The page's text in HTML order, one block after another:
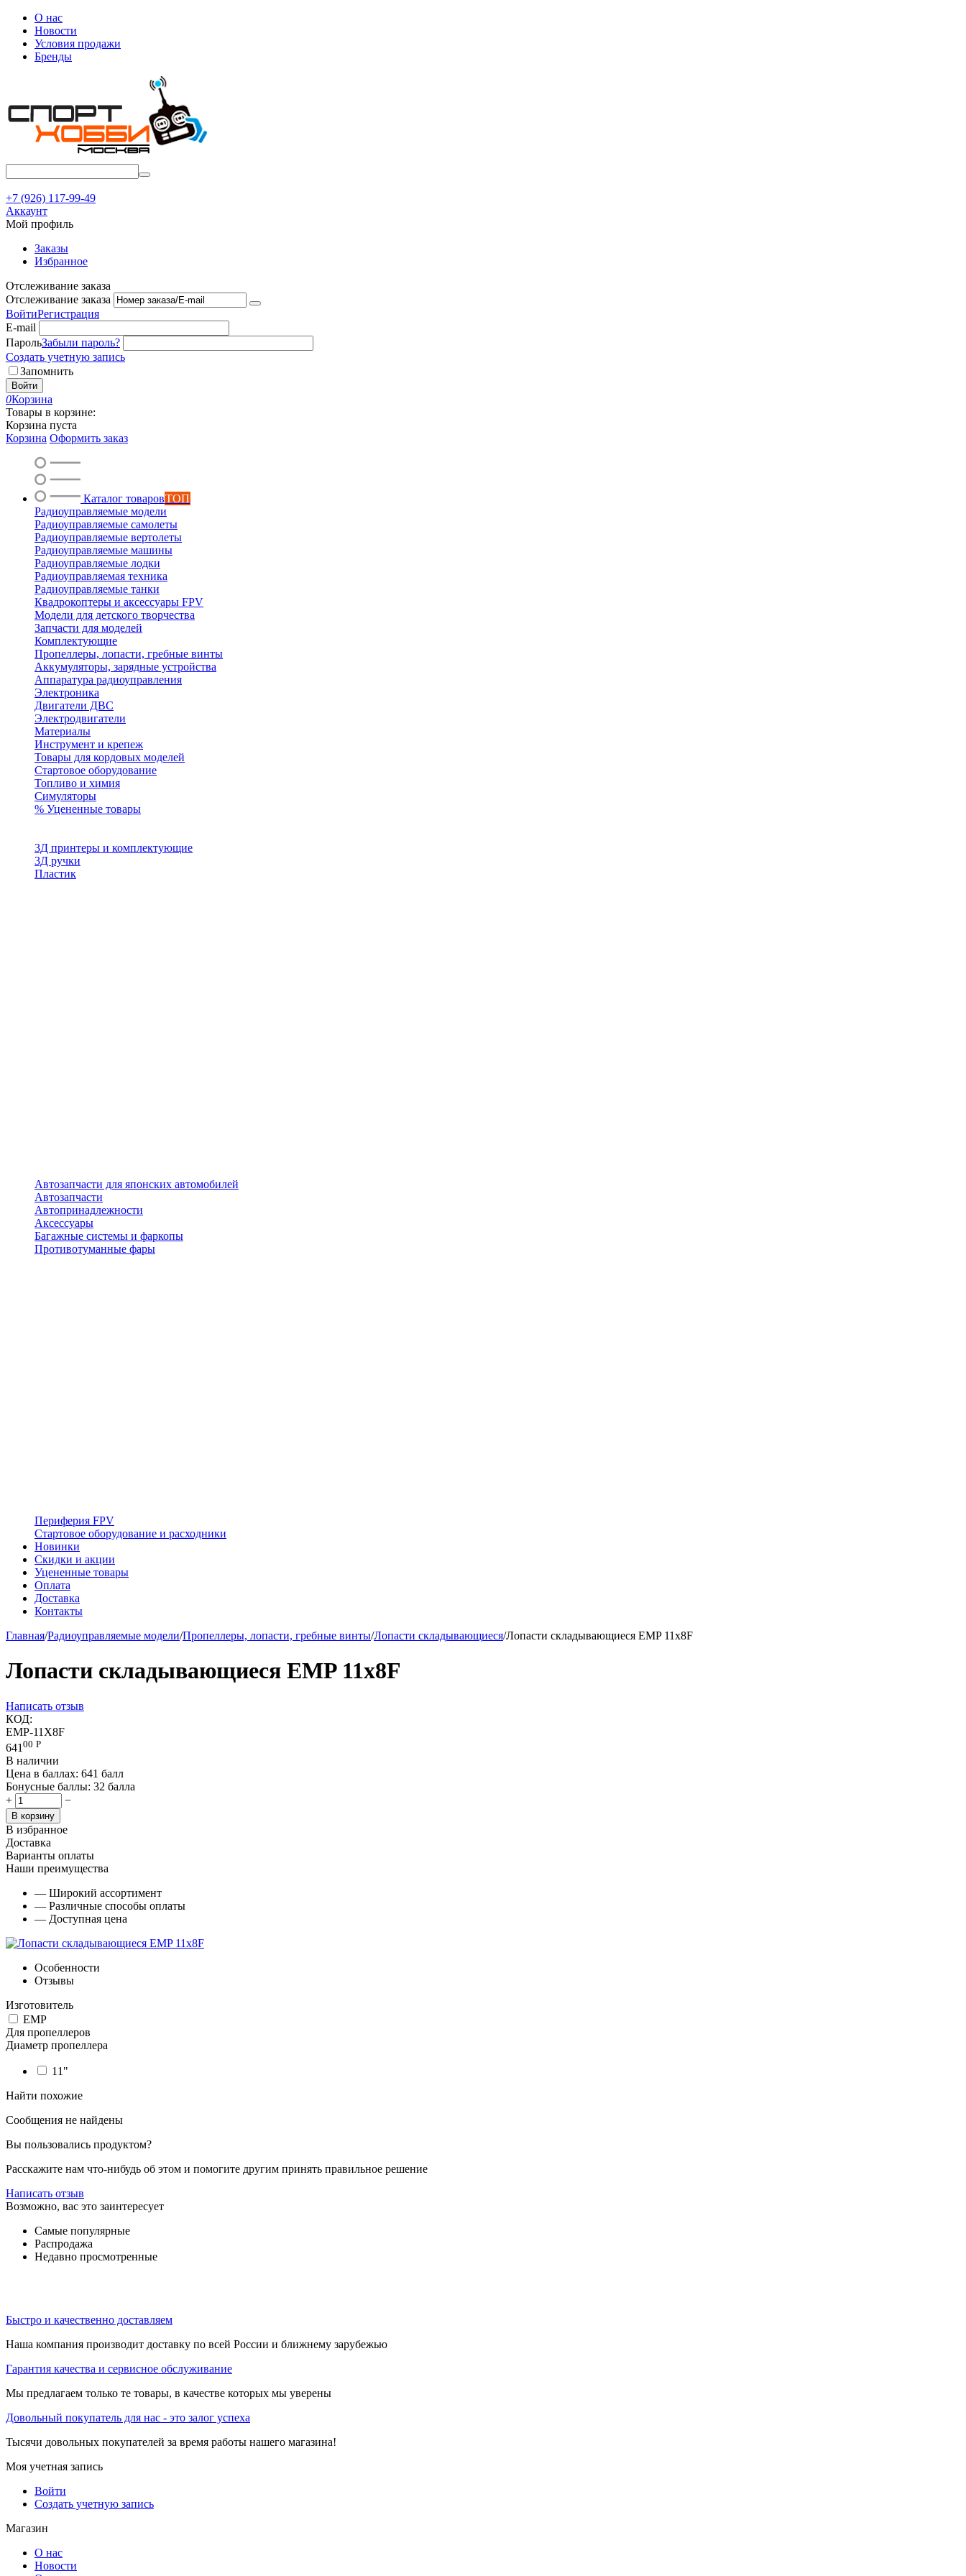
О нас
Новости
Условия продажи
Бренды
+7 (926) 117-99-49
Аккаунт
Мой профиль
Заказы
Избранное
Отслеживание заказа
Отслеживание заказа
ВойтиРегистрация
E-mail
ПарольЗабыли пароль?
Создать учетную запись
Запомнить
Войти
0Корзина
Товары в корзине:
Корзина пуста
Корзина Оформить заказ
Каталог товаровТОП
Радиоуправляемые модели
Радиоуправляемые самолеты
Радиоуправляемые вертолеты
Радиоуправляемые машины
Радиоуправляемые лодки
Радиоуправляемая техника
Радиоуправляемые танки
Квадрокоптеры и аксессуары FPV
Модели для детского творчества
Запчасти для моделей
Комплектующие
Пропеллеры, лопасти, гребные винты
Аккумуляторы, зарядные устройства
Аппаратура радиоуправления
Электроника
Двигатели ДВС
Электродвигатели
Материалы
Инструмент и крепеж
Товары для кордовых моделей
Стартовое оборудование
Топливо и химия
Симуляторы
% Уцененные товары
3Д принтеры и комплектующие
3Д ручки
Пластик
Автозапчасти для японских автомобилей
Автозапчасти
Автопринадлежности
Аксессуары
Багажные системы и фаркопы
Противотуманные фары
Периферия FPV
Стартовое оборудование и расходники
Новинки
Скидки и акции
Уцененные товары
Оплата
Доставка
Контакты
Главная/Радиоуправляемые модели/Пропеллеры, лопасти, гребные винты/Лопасти складывающиеся/Лопасти складывающиеся EMP 11x8F
Лопасти складывающиеся EMP 11x8F
Написать отзыв
КОД:
EMP-11X8F
641 00 Р
В наличии
Цена в баллах: 641 балл
Бонусные баллы: 32 балла
+
−
В корзину
В избранное
Доставка
Варианты оплаты
Наши преимущества
— Широкий ассортимент
— Различные способы оплаты
— Доступная цена
Особенности
Отзывы
Изготовитель
EMP
Для пропеллеров
Диаметр пропеллера
11"
Найти похожие
Сообщения не найдены
Вы пользовались продуктом?
Расскажите нам что-нибудь об этом и помогите другим принять правильное решение
Написать отзыв
Возможно, вас это заинтересует
Самые популярные
Распродажа
Недавно просмотренные
Быстро и качественно доставляем
Наша компания производит доставку по всей России и ближнему зарубежью
Гарантия качества и сервисное обслуживание
Мы предлагаем только те товары, в качестве которых мы уверены
Довольный покупатель для нас - это залог успеха
Тысячи довольных покупателей за время работы нашего магазина!
Моя учетная запись
Войти
Создать учетную запись
Магазин
О нас
Новости